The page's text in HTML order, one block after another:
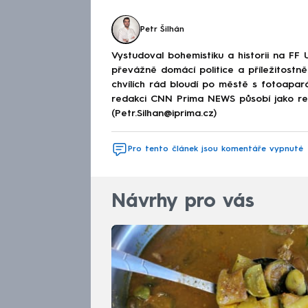
Petr Šilhán
Vystudoval bohemistiku a historii na FF
převážně domácí politice a
chvílích rád bloudí po městě s
redakci CNN Prima NEWS působí jako
(Petr.Silhan@iprima.cz)
Pro tento článek jsou komentáře vypnuté
Návrhy pro vás